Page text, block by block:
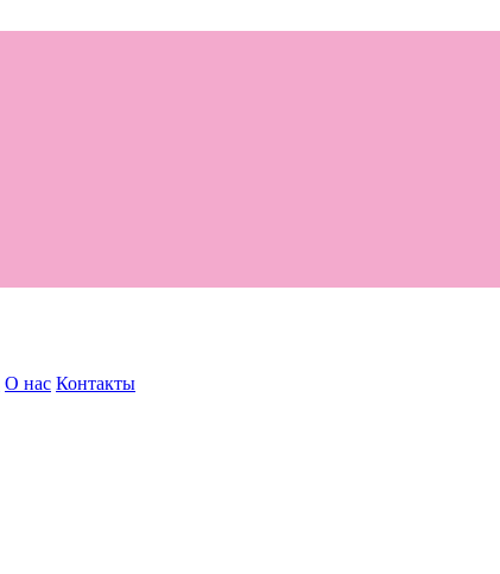
О нас Контакты